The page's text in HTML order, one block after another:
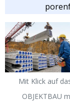
Mit Klick auf
OBJEKTBAU